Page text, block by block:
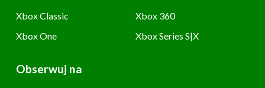
Xbox Classic
Xbox 360
Xbox One
Xbox Series S|X
Obserwuj na